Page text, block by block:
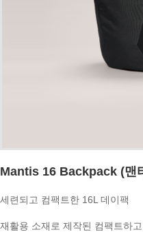
Mantis 16 Backpack (맨
세련되고 컴팩트한 16L 데이팩
재활용 소재로 제작된 컴팩트하